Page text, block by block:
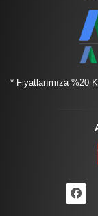
* Fiyatlarımıza %20